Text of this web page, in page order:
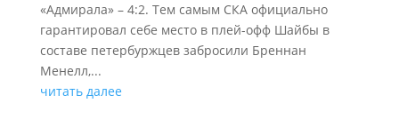
«Адмирала» – 4:2. Тем самым СКА официально
гарантировал себе место в плей-офф Шайбы в
составе петербуржцев забросили Бреннан
Менелл,...
читать далее